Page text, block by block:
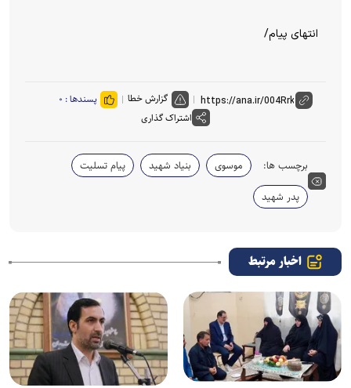
انتهای پیام/
گزارش خطا پسندها : ۰
اشتراک گذاری
برچسب ها: موسوی بنیاد شهید
پیام تسلیت
پدر شهید
اخبار مرتبط